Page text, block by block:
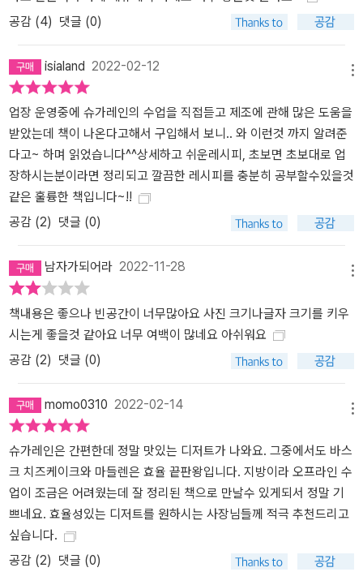
공감 (4) 댓글 (0)
isialand 2022-02-12
업장 운영중에 슈가레인의 수업을 직접듣고 제조에 관해 많은 도움을
받았는데 책이 나온다고해서 구입해서 보니.. 와 이런것 까지 알려준
다고~ 하며 읽었습니다^^상세하고 쉬운레시피, 초보면 초보대로 업
장하시는분이라면 정리되고 깔끔한 레시피를 충분히 공부할수있을것
같은 훌륭한 책입니다~!!
공감 (2) 댓글 (0)
남자가되어라 2022-11-28
책내용은 좋으나 빈공간이 너무많아요 사진 크기나글자 크기를 키우
시는게 좋을것 같아요 너무 여백이 많네요 아쉬워요
공감 (2) 댓글 (0)
momo0310 2022-02-14
슈가레인은 간편한데 정말 맛있는 디저트가 나와요. 그중에서도 바스
크 치즈케이크와 마들렌은 효율 끝판왕입니다. 지방이라 오프라인 수
업이 조금은 어려웠는데 잘 정리된 책으로 만날수 있게되서 정말 기
쁘네요. 효율성있는 디저트를 원하시는 사장님들께 적극 추천드리고
싶습니다.
공감 (2) 댓글 (0)